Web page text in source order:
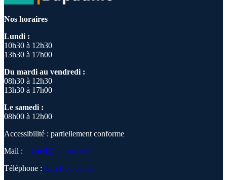
Nos horaires
Lundi :
10h30 à 12h30
13h30 à 17h00
Du mardi au vendredi :
08h30 à 12h30
13h30 à 17h00
Le samedi :
08h00 à 12h00
Accessibilité : partiellement conforme
Mail : accueil@bapaume.fr
Téléphone : 03 21 50 58 80